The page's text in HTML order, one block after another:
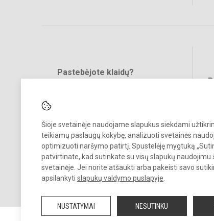
Šioje svetainėje naudojame slapukus siekdami
teikiamų paslaugų kokybę, analizuoti svetainės
optimizuoti naršymo patirtį. Spustelėję mygtuką
patvirtinate, kad sutinkate su visų slapukų naudojimu
svetainėje. Jei norite atšaukti arba pakeisti savo
apsilankyti slapukų valdymo puslapyje
NUSTATYMAI NESUTINKU
Pastebėjote klaidų?
© 2022. Trakų r. Lentvario Henriko Senkevičiaus gimnazija.
saugomos.